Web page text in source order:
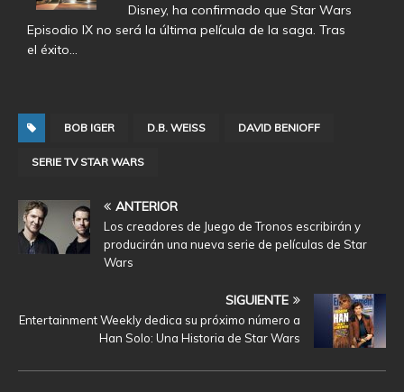
Disney, ha confirmado que Star Wars
Episodio IX no será la última película de la saga. Tras
el éxito…
BOB IGER D.B. WEISS DAVID BENIOFF
SERIE TV STAR WARS
ANTERIOR
Los creadores de Juego de Tronos escribirán y
producirán una nueva serie de películas de Star
Wars
SIGUIENTE
Entertainment Weekly dedica su próximo número a
Han Solo: Una Historia de Star Wars